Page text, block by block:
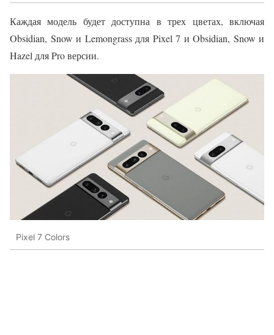
Каждая модель будет доступна в трех цветах, включая
Obsidian, Snow и Lemongrass для Pixel 7 и Obsidian, Snow и
Hazel для Pro версии.
Pixel 7 Colors